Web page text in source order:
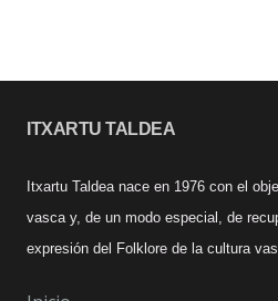
ITXARTU TALDEA
Itxartu Taldea nace en 1976 con el
vasca y, de un modo especial, de
expresión del Folklore de la cultura